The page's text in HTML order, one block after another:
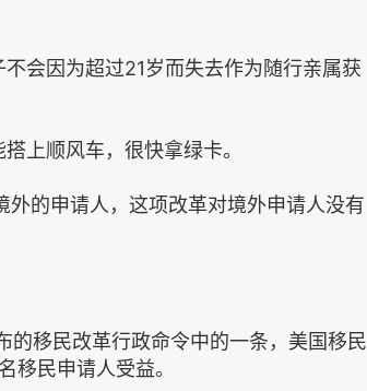
会因为超过21岁而失去作为随行亲属获
上顺风车，很快拿绿卡。
的申请人，这项改革对境外申请人没有
的移民改革行政命令中的一条，美国移民
移民申请人受益。